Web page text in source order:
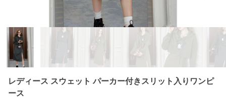
レディース スウェット パーカー付きスリット入りワンピ
ース